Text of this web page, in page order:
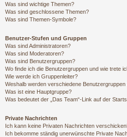
Was sind wichtige Themen?
Was sind geschlossene Themen?
Was sind Themen-Symbole?
Benutzer-Stufen und Gruppen
Was sind Administratoren?
Was sind Moderatoren?
Was sind Benutzergruppen?
Wo finde ich die Benutzergruppen und wie trete
Wie werde ich Gruppenleiter?
Weshalb werden verschiedene Benutzergruppen
Was ist eine Hauptgruppe?
Was bedeutet der „Das Team“-Link auf der
Private Nachrichten
Ich kann keine Privaten Nachrichten verschicken!
Ich bekomme ständig unerwünschte Private